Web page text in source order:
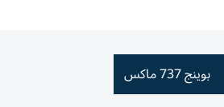
بوينج 737 ماكس